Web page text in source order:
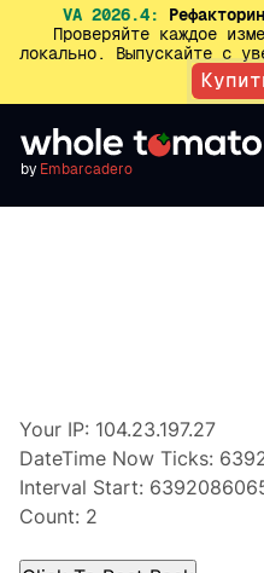
VA 2026.4:
Проверяйте каждое
локально. Выпускайте с
by Embarcadero
Your IP: 104.23.197.27
DateTime Now Ticks:
Interval Start:
Count: 2